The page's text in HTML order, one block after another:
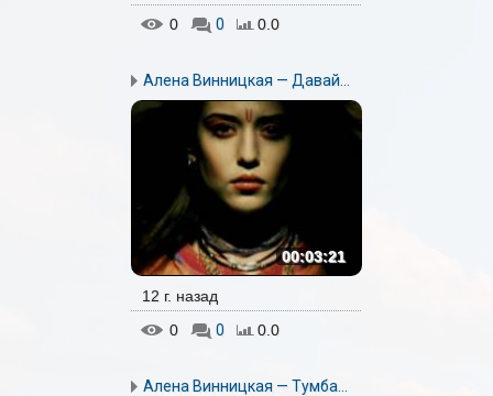
0 0 0.0
Алена Винницкая — Давай...
00:03:21
12 г. назад
0
0 0.0
Алена Винницкая — Тумба...